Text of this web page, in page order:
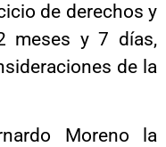
de derechos y
meses y 7 días,
de la
Moreno la